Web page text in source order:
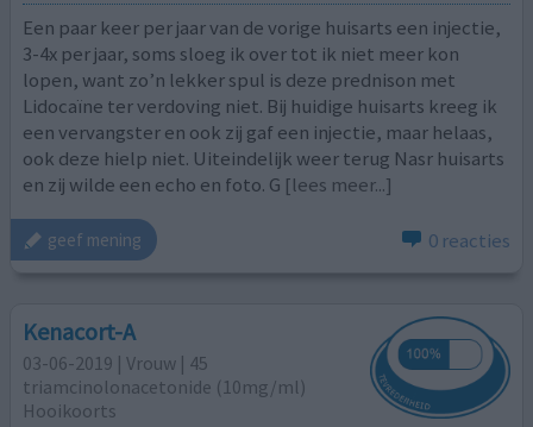
Een paar keer per jaar van de vorige huisarts een injectie,
3-4x per jaar, soms sloeg ik over tot ik niet meer kon
lopen, want zo’n lekker spul is deze prednison met
Lidocaïne ter verdoving niet. Bij huidige huisarts kreeg ik
een vervangster en ook zij gaf een injectie, maar helaas,
ook deze hielp niet. Uiteindelijk weer terug Nasr huisarts
en zij wilde een echo en foto. G [lees meer...]
geef mening 0 reacties
Kenacort-A
03-06-2019 | Vrouw | 45
triamcinolonacetonide (10mg/ml)
Hooikoorts